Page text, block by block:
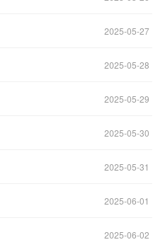
2025-05-27
2025-05-28
2025-05-29
2025-05-30
2025-05-31
2025-06-01
2025-06-02